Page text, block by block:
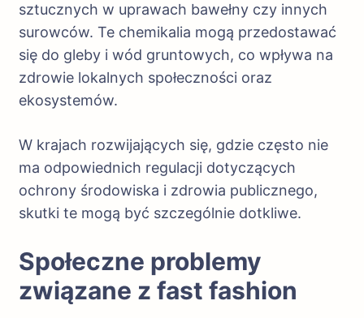
sztucznych w uprawach bawełny czy innych
surowców. Te chemikalia mogą przedostawać
się do gleby i wód gruntowych, co wpływa na
zdrowie lokalnych społeczności oraz
ekosystemów.
W krajach rozwijających się, gdzie często nie
ma odpowiednich regulacji dotyczących
ochrony środowiska i zdrowia publicznego,
skutki te mogą być szczególnie dotkliwe.
Społeczne problemy
związane z fast fashion